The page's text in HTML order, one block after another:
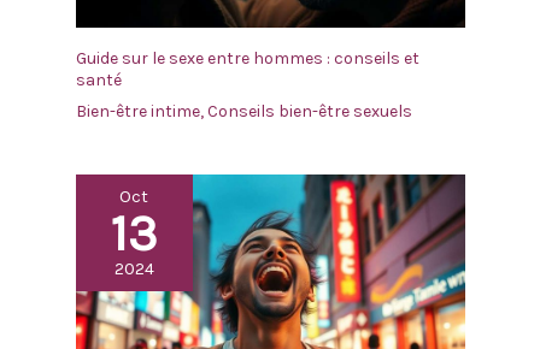
Guide sur le sexe entre hommes : conseils et
santé
Bien-être intime,Conseils bien-être sexuels
Oct
13
2024